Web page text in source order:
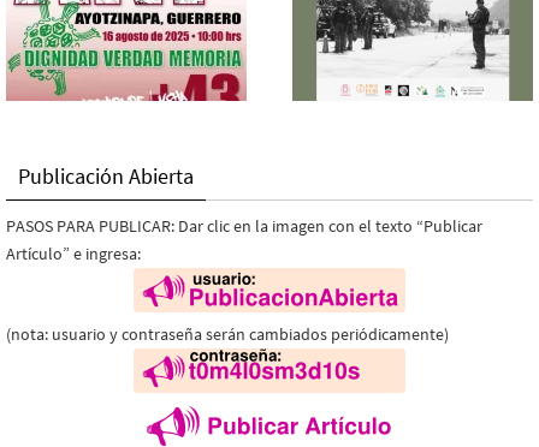
Publicación Abierta
PASOS PARA PUBLICAR: Dar clic en la imagen con el texto “Publicar
Artículo” e ingresa:
(nota: usuario y contraseña serán cambiados periódicamente)